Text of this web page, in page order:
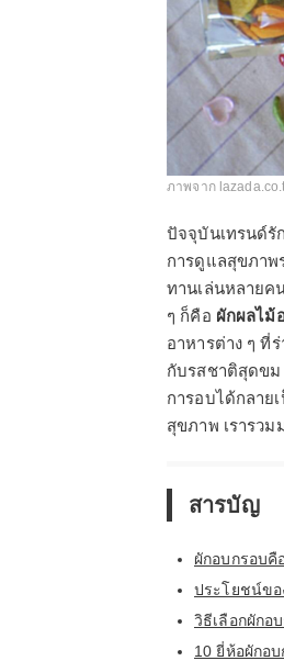
ภาพจาก
ปัจจุบันเทรนด์รัก
การดูแลสุขภาพ
ทานเล่นหลายค
ๆ ก็คือ ผักผลไม้
อาหารต่าง ๆ ที่
กับรสชาติสุดขม
การอบได้กลาย
สุขภาพ เรารวม
สารบัญ
ผักอบกรอบคื
ประโยชน์ขอ
วิธีเลือกผักอ
10 ยี่ห้อผักอ